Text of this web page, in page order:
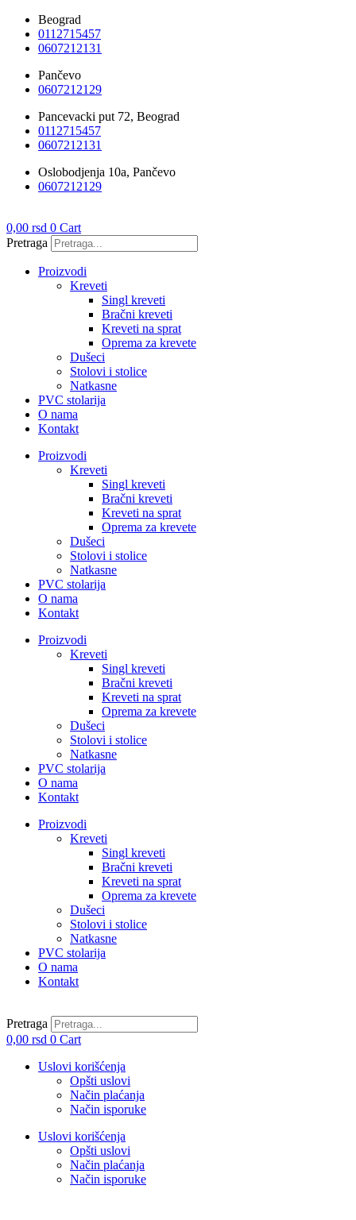
Skočite
sadržaj
Beograd
0112715457
0607212131
Pančevo
0607212129
Pancevacki put 72, Beograd
0112715457
0607212131
Oslobodjenja 10a, Pančevo
0607212129
0,00 rsd 0 Cart
Pretraga
Proizvodi
Kreveti
Singl kreveti
Bračni kreveti
Kreveti na sprat
Oprema za krevete
Dušeci
Stolovi i stolice
Natkasne
PVC stolarija
O nama
Kontakt
Proizvodi
Kreveti
Singl kreveti
Bračni kreveti
Kreveti na sprat
Oprema za krevete
Dušeci
Stolovi i stolice
Natkasne
PVC stolarija
O nama
Kontakt
Proizvodi
Kreveti
Singl kreveti
Bračni kreveti
Kreveti na sprat
Oprema za krevete
Dušeci
Stolovi i stolice
Natkasne
PVC stolarija
O nama
Kontakt
Proizvodi
Kreveti
Singl kreveti
Bračni kreveti
Kreveti na sprat
Oprema za krevete
Dušeci
Stolovi i stolice
Natkasne
PVC stolarija
O nama
Kontakt
Pretraga
0,00 rsd 0 Cart
Uslovi korišćenja
Opšti uslovi
Način plaćanja
Način isporuke
Uslovi korišćenja
Opšti uslovi
Način plaćanja
Način isporuke